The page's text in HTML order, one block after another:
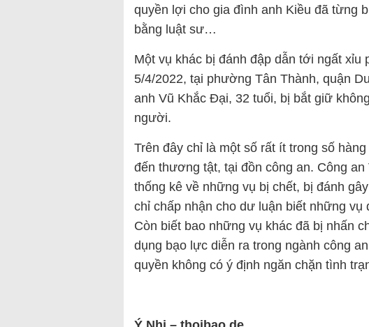
quyền lợi cho gia đình anh Kiều đã từng
bằng luật sư…
Một vụ khác bị đánh đập dẫn tới ngất
5/4/2022, tại phường Tân Thành, quận
anh Vũ Khắc Đại, 32 tuổi, bị bắt giữ
người.
Trên đây chỉ là một số rất ít trong số
đến thương tật, tại đồn công an. Công
thống kê về những vụ bị chết, bị đánh
chỉ chấp nhận cho dư luận biết những vụ
Còn biết bao những vụ khác đã bị nhấn
dụng bạo lực diễn ra trong ngành công
quyền không có ý định ngăn chặn tình